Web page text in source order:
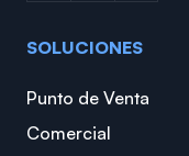
SOLUCIONES
Punto de Venta
Comercial